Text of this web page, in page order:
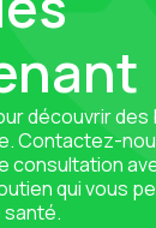
découvrir
Contactez-
consultation
qui vous
santé.